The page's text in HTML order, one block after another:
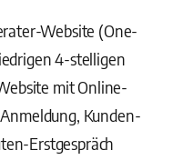
Website (One-
4-stelligen
mit Online-
Kunden-
Erstgespräch